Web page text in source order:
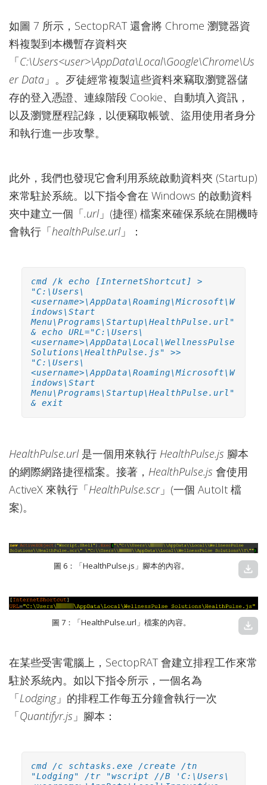
如圖 7 所示，SectopRAT 還會將 Chrome 瀏覽器資
料複製到本機暫存資料夾
「C:\Users<user>\AppData\Local\Google\Chrome\Us
er Data 」。歹徒經常複製這些資料來竊取瀏覽器儲
存的登入憑證、連線階段 Cookie、自動填入資訊，
以及瀏覽歷程記錄，以便竊取帳號、盜用使用者身分
和執行進一步攻擊。
此外，我們也發現它會利用系統啟動資料夾 (Startup)
來常駐於系統。以下指令會在 Windows 的啟動資料
夾中建立一個「.url」(捷徑) 檔案來確保系統在開機時
會執行「healthPulse.url」：
cmd /k echo [InternetShortcut] >
"C:\Users\
<username>\AppData\Roaming\Microsoft\W
indows\Start
Menu\Programs\Startup\HealthPulse.url"
& echo URL="C:\Users\
<username>\AppData\Local\WellnessPulse
Solutions\HealthPulse.js" >>
"C:\Users\
<username>\AppData\Roaming\Microsoft\W
indows\Start
Menu\Programs\Startup\HealthPulse.url"
& exit
HealthPulse.url是一個用來執行 HealthPulse.js 腳本
的網際網路捷徑檔案。接著， HealthPulse.js 會使用
ActiveX 來執行「HealthPulse.scr」(一個 AutoIt 檔
案)。
圖 6：「HealthPulse.js」腳本的內容。 download
圖 7：「HealthPulse.url」檔案的內容。 download
在某些受害電腦上，SectopRAT 會建立排程工作來常
駐於系統內。如以下指令所示，一個名為
「Lodging」的排程工作每五分鐘會執行一次
「Quantifyr.js 」腳本：
cmd /c schtasks.exe /create /tn
"Lodging" /tr "wscript //B 'C:\Users\